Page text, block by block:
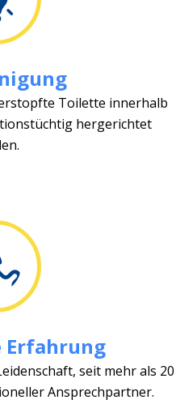
Toilette innerhalb
hergerichtet
Erfahrung
seit mehr als 20
Ansprechpartner.